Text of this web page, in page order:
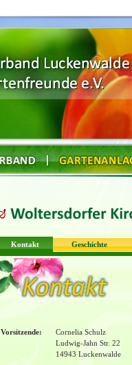
Kontakt Geschichte
Vorsitzende:
Cornelia Schulz
Ludwig-Jahn Str. 22
14943 Luckenwalde